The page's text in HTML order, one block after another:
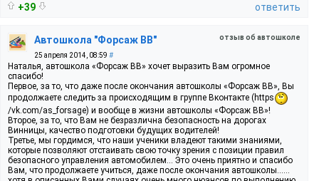
+39 ответить
отзыв об автошколе
Автошкола "Форсаж ВВ"
25 апреля 2014, 08:59 #
Наталья, автошкола «Форсаж ВВ» хочет выразить Вам огромное
спасибо!
Первое, за то, что даже после окончания автошколы «Форсаж ВВ», Вы
продолжаете следить за происходящим в группе Вконтакте (https
/vk.com/as_forsage) и вообще в жизни автошколы «Форсаж ВВ»!
Второе, за то, что Вам не безразлична безопасность на дорогах
Винницы, качество подготовки будущих водителей!
Третье, мы гордимся, что наши ученики владеют такими знаниями,
которые позволяют отстаивать свою точку зрения с позиции правил
безопасного управления автомобилем... Это очень приятно и спасибо
Вам, что продолжаете учиться, даже после окончания автошколы……